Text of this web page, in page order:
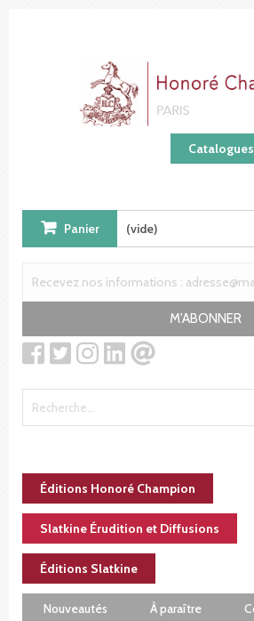
Catalogues
Panier (vide)
M'ABONNER
Éditions Honoré Champion
Slatkine Érudition et Diffusions
Éditions Slatkine
Nouveautés À paraître